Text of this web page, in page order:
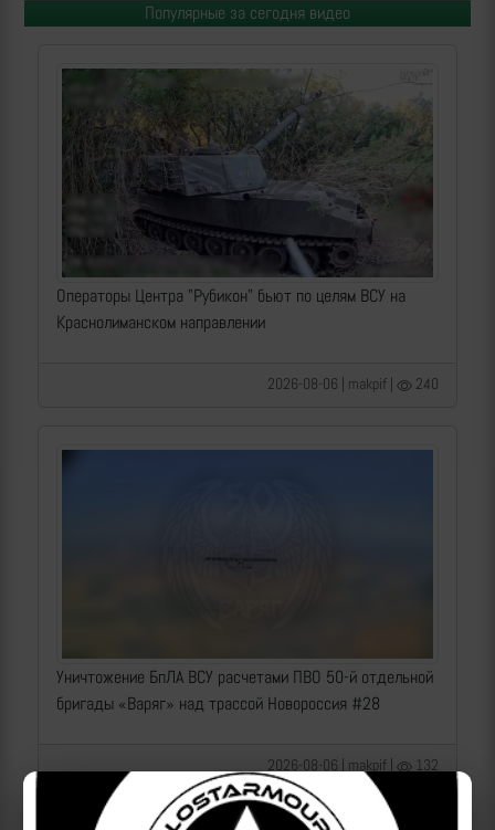
Популярные за сегодня видео
Операторы Центра "Рубикон" бьют по целям ВСУ на
Краснолиманском направлении
2026-08-06 | makpif | 240
Уничтожение БпЛА ВСУ расчетами ПВО 50-й отдельной
бригады «Варяг» над трассой Новороссия #28
2026-08-06 | makpif | 132